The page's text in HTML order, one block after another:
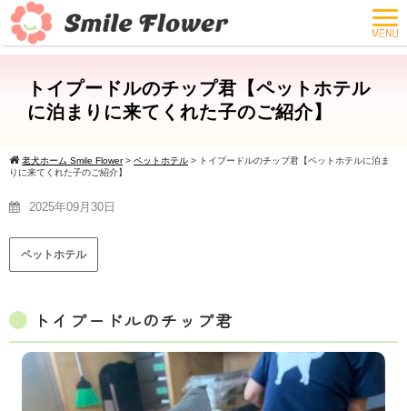
トイプードルのチップ君【ペットホテル
に泊まりに来てくれた子のご紹介】
老犬ホーム Smile Flower> ペットホテル > トイプードルのチップ君【ペットホテルに泊ま
りに来てくれた子のご紹介】
2025年09月30日
ペットホテル
トイプードルのチップ君